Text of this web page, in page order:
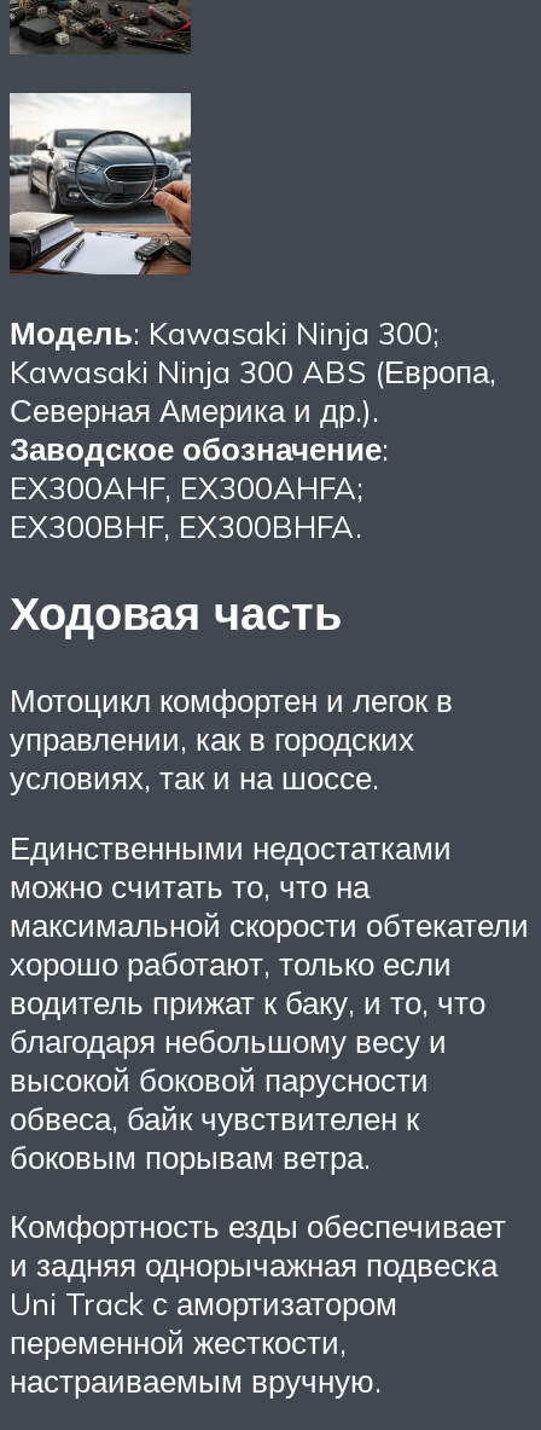
Модель: Kawasaki Ninja 300;
Kawasaki Ninja 300 ABS (Европа,
Северная Америка и др.).
Заводское обозначение:
EX300AHF, EX300AHFA;
EX300BHF, EX300BHFA.
Ходовая часть
Мотоцикл комфортен и легок в
управлении, как в городских
условиях, так и на шоссе.
Единственными недостатками
можно считать то, что на
максимальной скорости обтекатели
хорошо работают, только если
водитель прижат к баку, и то, что
благодаря небольшому весу и
высокой боковой парусности
обвеса, байк чувствителен к
боковым порывам ветра.
Комфортность езды обеспечивает
и задняя однорычажная подвеска
Uni Track с амортизатором
переменной жесткости,
настраиваемым вручную.